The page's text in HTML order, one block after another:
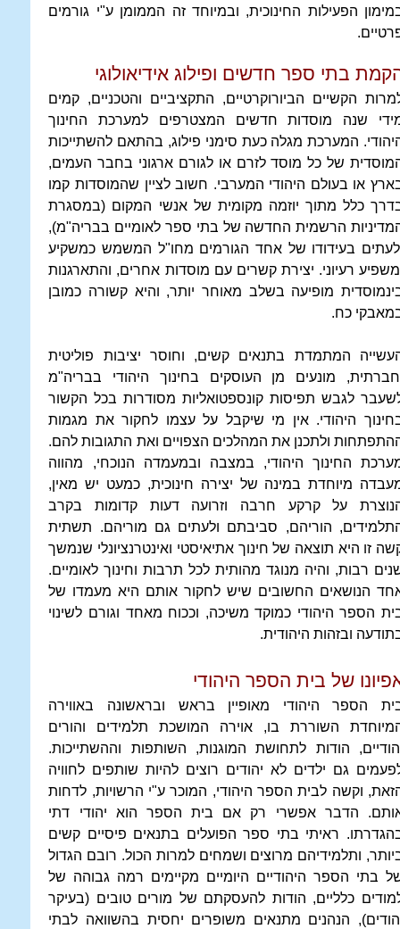
הפעילות החינוכית, ובמיוחד זה הממומן ע"י גורמים
בתי ספר חדשים ופילוג אידיאולוגי
הקשיים הביורוקרטיים, התקציביים והטכניים, קמים
שנה מוסדות חדשים המצטרפים למערכת החינוך
המערכת מגלה כעת סימני פילוג, בהתאם להשתייכות
של כל מוסד לזרם או לגורם ארגוני בחבר העמים,
או בעולם היהודי המערבי. חשוב לציין שהמוסדות קמו
כלל מתוך יוזמה מקומית של אנשי המקום (במסגרת
הרשמית החדשה של בתי ספר לאומיים בבריה"מ),
בעידודו של אחד הגורמים מחו"ל המשמש כמשקיע
רעיוני. יצירת קשרים עם מוסדות אחרים, והתארגנות
מופיעה בשלב מאוחר יותר, והיא קשורה כמובן
כח.
המתמדת בתנאים קשים, וחוסר יציבות פוליטית
מונעים מן העוסקים בחינוך היהודי בבריה"מ
לגבש תפיסות קונספטואליות מסודרות בכל הקשור
היהודי. אין מי שיקבל על עצמו לחקור את מגמות
ולתכנן את המהלכים הצפויים ואת התגובות להם.
החינוך היהודי, במצבה ובמעמדה הנוכחי, מהווה
מיוחדת במינה של יצירה חינוכית, כמעט יש מאין,
על קרקע חרבה וזרועה דעות קדומות בקרב
הוריהם, סביבתם ולעתים גם מוריהם. תשתית
זו היא תוצאה של חינוך אתיאיסטי ואינטרנציונלי שנמשך
רבות, והיה מנוגד מהותית לכל תרבות וחינוך לאומיים.
הנושאים החשובים שיש לחקור אותם היא מעמדו של
הספר היהודי כמוקד משיכה, וככוח מאחד וגורם לשינוי
ובזהות היהודית.
של בית הספר היהודי
הספר היהודי מאופיין בראש ובראשונה באווירה
השוררת בו, אוירה המושכת תלמידים והורים
הודות לתחושת המוגנות, השותפות וההשתייכות.
גם ילדים לא יהודים רוצים להיות שותפים לחוויה
וקשה לבית הספר היהודי, המוכר ע"י הרשויות, לדחות
הדבר אפשרי רק אם בית הספר הוא יהודי דתי
ראיתי בתי ספר הפועלים בתנאים פיסיים קשים
ותלמידיהם מרוצים ושמחים למרות הכול. רובם הגדול
בתי הספר היהודיים היומיים מקיימים רמה גבוהה של
כלליים, הודות להעסקתם של מורים טובים (בעיקר
הנהנים מתנאים משופרים יחסית בהשוואה לבתי